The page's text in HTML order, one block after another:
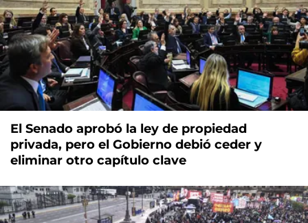
El Senado aprobó la ley de propiedad
privada, pero el Gobierno debió ceder y
eliminar otro capítulo clave